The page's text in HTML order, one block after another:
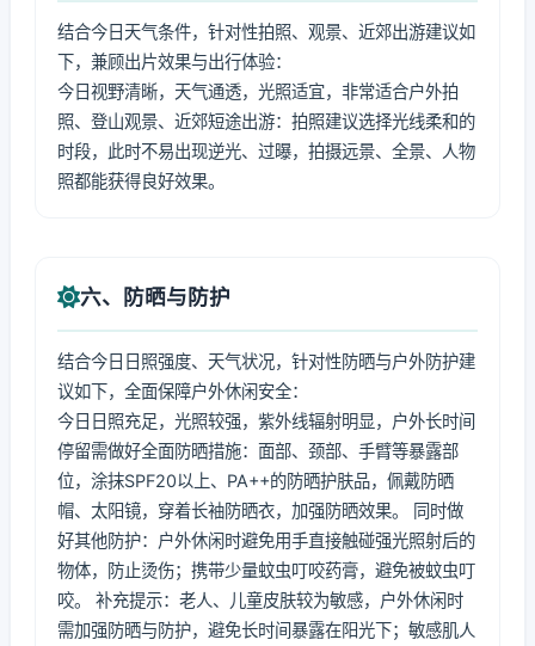
结合今日天气条件，针对性拍照、观景、近郊出游建议如
下，兼顾出片效果与出行体验：
今日视野清晰，天气通透，光照适宜，非常适合户外拍
照、登山观景、近郊短途出游：拍照建议选择光线柔和的
时段，此时不易出现逆光、过曝，拍摄远景、全景、人物
照都能获得良好效果。
六、防晒与防护
结合今日日照强度、天气状况，针对性防晒与户外防护建
议如下，全面保障户外休闲安全：
今日日照充足，光照较强，紫外线辐射明显，户外长时间
停留需做好全面防晒措施：面部、颈部、手臂等暴露部
位，涂抹SPF20以上、PA++的防晒护肤品，佩戴防晒
帽、太阳镜，穿着长袖防晒衣，加强防晒效果。 同时做
好其他防护：户外休闲时避免用手直接触碰强光照射后的
物体，防止烫伤；携带少量蚊虫叮咬药膏，避免被蚊虫叮
咬。 补充提示：老人、儿童皮肤较为敏感，户外休闲时
需加强防晒与防护，避免长时间暴露在阳光下；敏感肌人